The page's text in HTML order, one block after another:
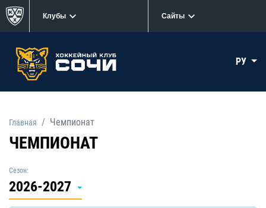
Клубы Сайты
РУ
Главная Чемпионат
ЧЕМПИОНАТ
Сезон:
2026-2027